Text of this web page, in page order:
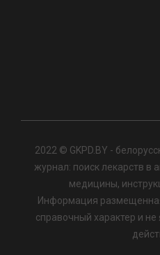
2022 © GKPD.BY -
журнал: поиск лекарств в
медицины,
Информация размещенная
справочный характер и